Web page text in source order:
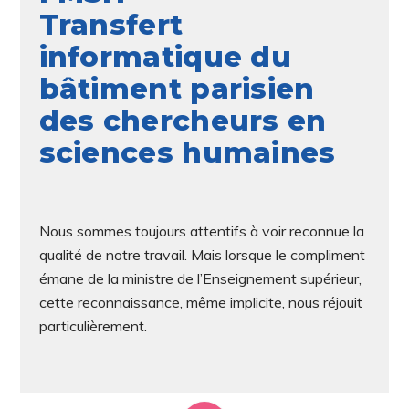
Transfert
informatique du
bâtiment parisien
des chercheurs en
sciences humaines
Nous sommes toujours attentifs à voir reconnue la
qualité de notre travail. Mais lorsque le compliment
émane de la ministre de l’Enseignement supérieur,
cette reconnaissance, même implicite, nous réjouit
particulièrement.bibliothèque moderne.